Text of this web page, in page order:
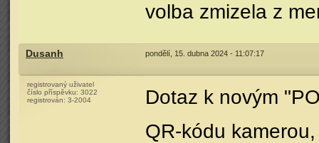
volba zmizela z
Dusanh pondělí, 15. dubna 2024 - 11:07:17
registrovaný uživatel
číslo příspěvku: 3022
registrován: 3-2004
Dotaz k novým
QR-kódu